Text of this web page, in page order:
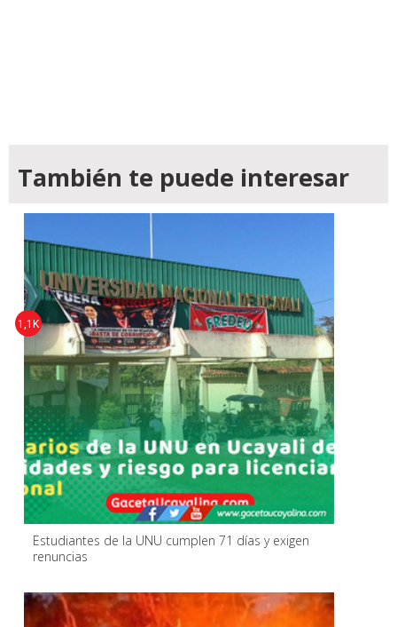
También te puede interesar
Estudiantes de la UNU cumplen 71 días y exigen
renuncias
1,1K